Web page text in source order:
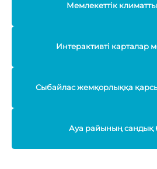
Мемлекеттік
Интерактивті карталар
Сыбайлас жемқорлыққа
Ауа райының сандық